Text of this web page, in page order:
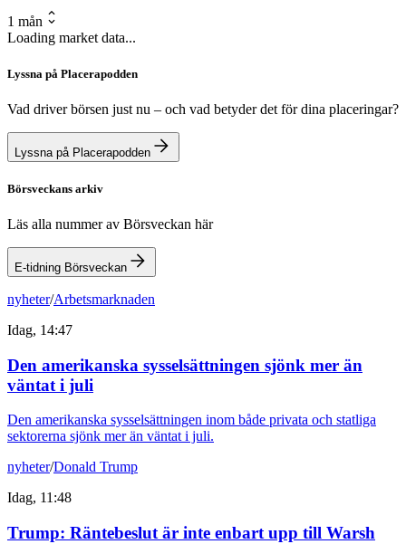
1 mån
Loading market data...
Lyssna på Placerapodden
Vad driver börsen just nu – och vad betyder det för dina placeringar?
Lyssna på Placerapodden
Börsveckans arkiv
Läs alla nummer av Börsveckan här
E-tidning Börsveckan
nyheter/Arbetsmarknaden
Idag, 14:47
Den amerikanska sysselsättningen sjönk mer än
väntat i juli
Den amerikanska sysselsättningen inom både privata och statliga
sektorerna sjönk mer än väntat i juli.
nyheter/Donald Trump
Idag, 11:48
Trump: Räntebeslut är inte enbart upp till Warsh